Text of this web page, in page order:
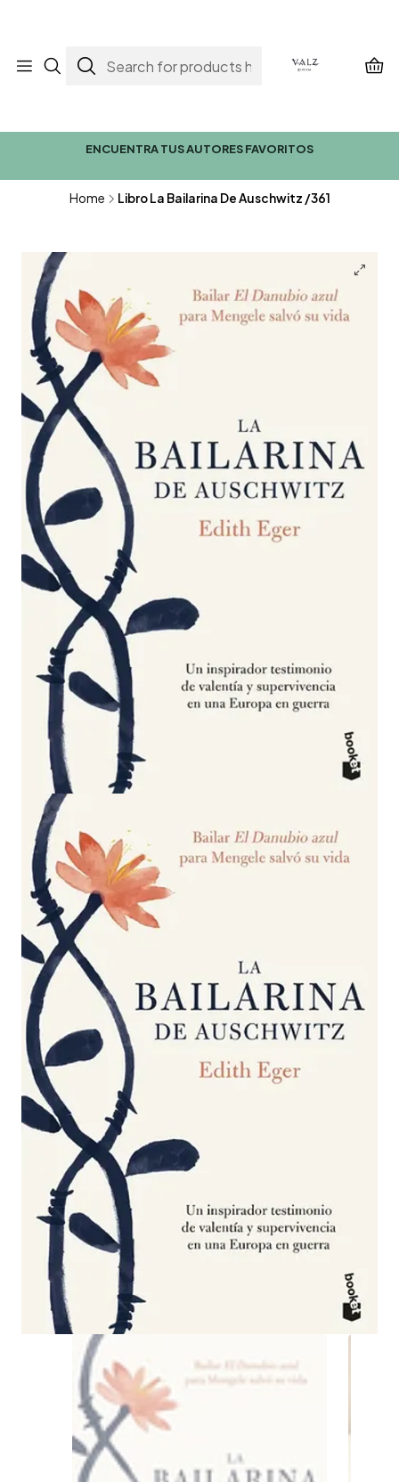
ENCUENTRA TUS AUTORES FAVORITOS
Home Libro La Bailarina De Auschwitz /361